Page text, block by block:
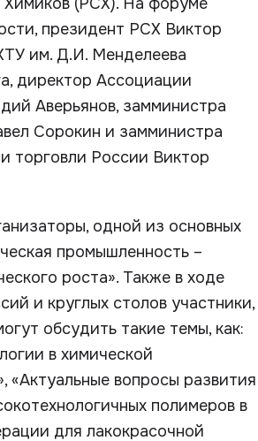
президент РСХ Виктор
им. Д.И. Менделеева
директор Ассоциации
Аверьянов, замминистра
Сорокин и замминистра
торговли России Виктор
одной из основных
промышленность –
роста». Также в ходе
и круглых столов участники,
обсудить такие темы, как:
в химической
«Актуальные вопросы развития
полимеров в
для лакокрасочной